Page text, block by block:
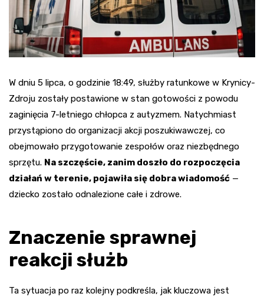
W dniu 5 lipca, o godzinie 18:49, służby ratunkowe w Krynicy-
Zdroju zostały postawione w stan gotowości z powodu
zaginięcia 7-letniego chłopca z autyzmem. Natychmiast
przystąpiono do organizacji akcji poszukiwawczej, co
obejmowało przygotowanie zespołów oraz niezbędnego
sprzętu. Na szczęście, zanim doszło do rozpoczęcia
działań w terenie, pojawiła się dobra wiadomość —
dziecko zostało odnalezione całe i zdrowe.
Znaczenie sprawnej
reakcji służb
Ta sytuacja po raz kolejny podkreśla, jak kluczowa jest